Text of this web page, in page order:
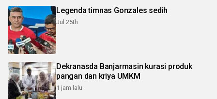
Legenda timnas Gonzales sedih
Jul 25th
Dekranasda Banjarmasin kurasi produk
pangan dan kriya UMKM
1 jam lalu